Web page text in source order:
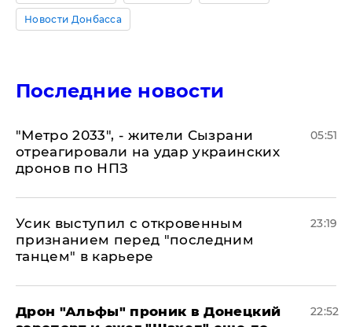
Новости Донбасса
Последние новости
"Метро 2033", - жители Сызрани
отреагировали на удар украинских
дронов по НПЗ
05:51
Усик выступил с откровенным
признанием перед "последним
танцем" в карьере
23:19
Дрон "Альфы" проник в Донецкий
22:52